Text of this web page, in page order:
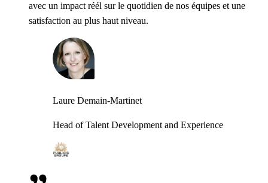
avec un impact réél sur le quotidien de nos équipes et une
satisfaction au plus haut niveau.
Laure Demain-Martinet
Head of Talent Development and Experience